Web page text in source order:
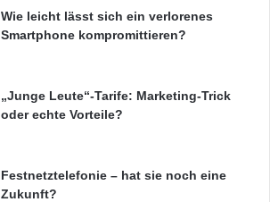
Wie leicht lässt sich ein verlorenes
Smartphone kompromittieren?
„Junge Leute“-Tarife: Marketing-Trick
oder echte Vorteile?
Festnetztelefonie – hat sie noch eine
Zukunft?